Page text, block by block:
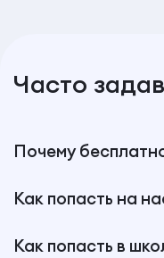
Часто
Почему
Как попасть на
Как попасть в